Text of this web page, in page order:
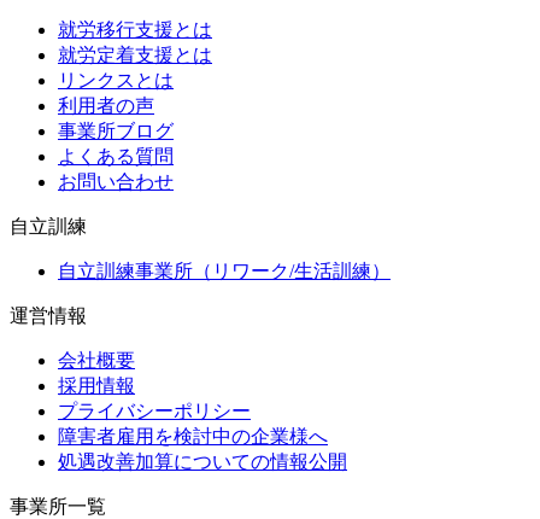
就労移行支援とは
就労定着支援とは
リンクスとは
利用者の声
事業所ブログ
よくある質問
お問い合わせ
自立訓練
自立訓練事業所（リワーク/生活訓練）
運営情報
会社概要
採用情報
プライバシーポリシー
障害者雇用を検討中の企業様へ
処遇改善加算についての情報公開
事業所一覧